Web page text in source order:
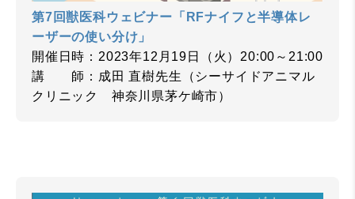
第7回獣医科ウェビナー「RFナイフと半導体レ
ーザーの使い分け」
開催日時：2023年12月19日（火）20:00～21:00
講 師：成田 直樹先生（シーサイドアニマル
クリニック 神奈川県茅ケ崎市）